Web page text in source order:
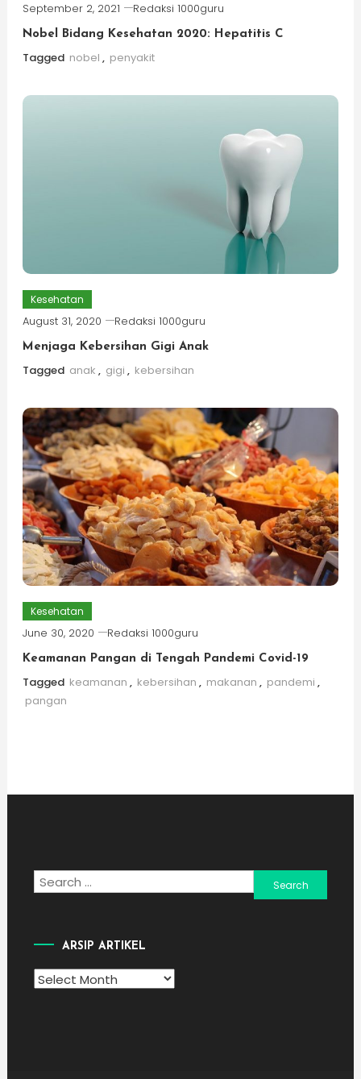
September 2, 2021 Redaksi 1000guru
Nobel Bidang Kesehatan 2020: Hepatitis C
Tagged nobel , penyakit
Kesehatan
August 31, 2020 Redaksi 1000guru
Menjaga Kebersihan Gigi Anak
Tagged anak , gigi , kebersihan
Kesehatan
June 30, 2020 Redaksi 1000guru
Keamanan Pangan di Tengah Pandemi Covid-19
Tagged keamanan , kebersihan , makanan , pandemi ,
pangan
Search
for:
ARSIP ARTIKEL
Arsip